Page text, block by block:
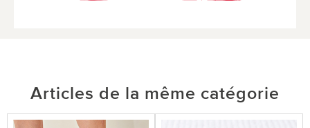
Articles de la même catégorie